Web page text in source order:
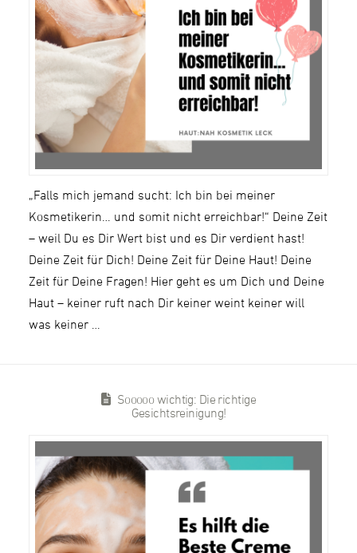
„Falls mich jemand sucht: Ich bin bei meiner
Kosmetikerin… und somit nicht erreichbar!“ Deine Zeit
– weil Du es Dir Wert bist und es Dir verdient hast!
Deine Zeit für Dich! Deine Zeit für Deine Haut! Deine
Zeit für Deine Fragen! Hier geht es um Dich und Deine
Haut – keiner ruft nach Dir keiner weint keiner will
was keiner …
Sooooo wichtig: Die richtige
Gesichtsreinigung!